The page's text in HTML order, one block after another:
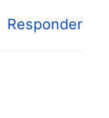
Responder